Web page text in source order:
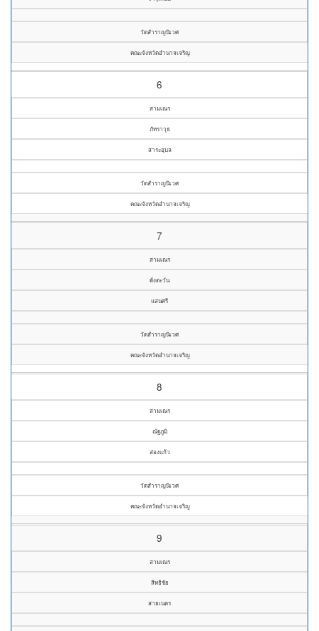
วัดสำราญนิเวศ
คณะจังหวัดอำนาจเจริญ
6
สามเณร
ภัทราวุธ
สาระอุบล
วัดสำราญนิเวศ
คณะจังหวัดอำนาจเจริญ
7
สามเณร
ดั่งตะวัน
แสนศรี
วัดสำราญนิเวศ
คณะจังหวัดอำนาจเจริญ
8
สามเณร
ณัฐภูมิ
ส่องแก้ว
วัดสำราญนิเวศ
คณะจังหวัดอำนาจเจริญ
9
สามเณร
สิทธิชัย
สายเนตร